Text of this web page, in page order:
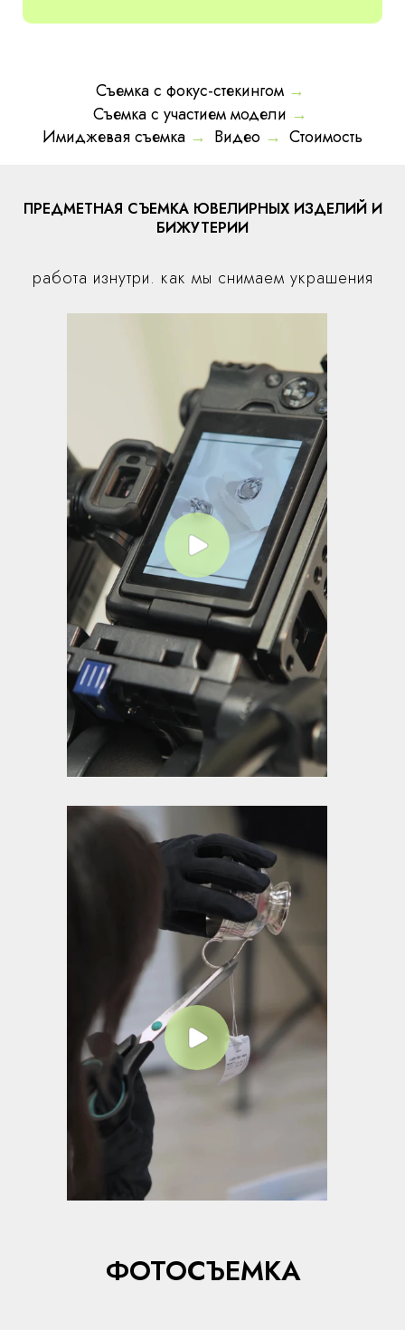
Съемка с фокус-стекингом →
Съемка с участием модели →
Имиджевая съемка → Видео → Стоимость
ПРЕДМЕТНАЯ СЪЕМКА ЮВЕЛИРНЫХ ИЗДЕЛИЙ И
БИЖУТЕРИИ
работа изнутри. как мы снимаем украшения
ФОТОСЪЕМКА